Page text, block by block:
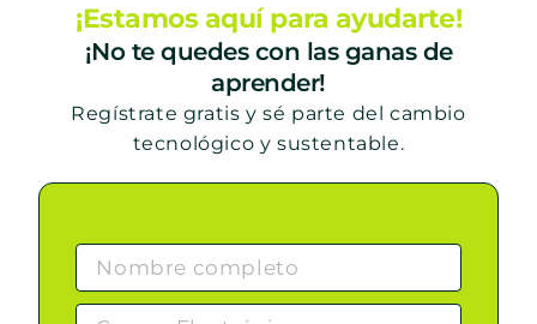
¡Estamos aquí para ayudarte!
¡No te quedes con las ganas de
aprender!
Regístrate gratis y sé parte del cambio
tecnológico y sustentable.